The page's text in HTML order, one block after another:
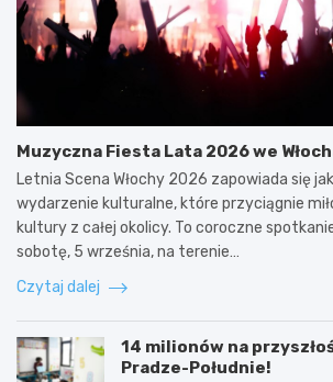
Muzyczna Fiesta Lata 2026 we
Letnia Scena Włochy 2026 zapowiada się
wydarzenie kulturalne, które przyciągnie
kultury z całej okolicy. To coroczne
sobotę, 5 września, na terenie…
Czytaj dalej
14 milionów na
Pradze-Południe!